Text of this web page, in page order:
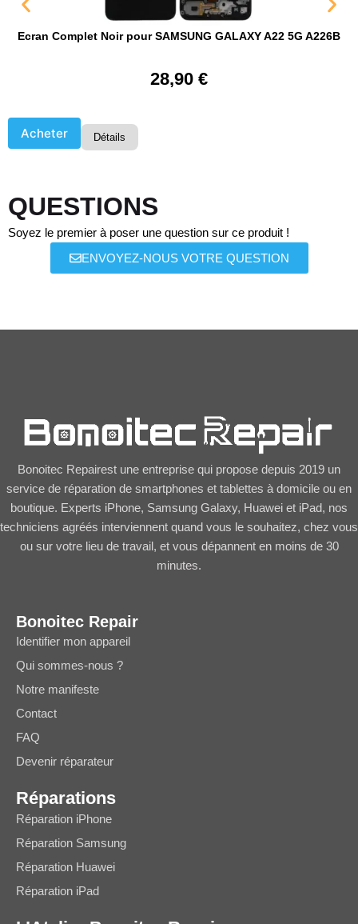
Ecran Complet Noir pour SAMSUNG GALAXY A22 5G A226B
28,90 €
Acheter Détails
QUESTIONS
Soyez le premier à poser une question sur ce produit !
ENVOYEZ-NOUS VOTRE QUESTION
Bonoitec Repairest une entreprise qui propose depuis 2019 un
service de réparation de smartphones et tablettes à domicile ou en
boutique. Experts iPhone, Samsung Galaxy, Huawei et iPad, nos
techniciens agréés interviennent quand vous le souhaitez, chez vous
ou sur votre lieu de travail, et vous dépannent en moins de 30
minutes.
Bonoitec Repair
Identifier mon appareil
Qui sommes-nous ?
Notre manifeste
Contact
FAQ
Devenir réparateur
Réparations
Réparation iPhone
Réparation Samsung
Réparation Huawei
Réparation iPad